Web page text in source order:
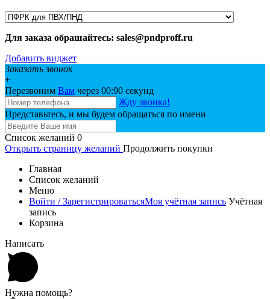
Для заказа обрашайтесь: sales@pndproff.ru
Добавить виджет
Заказать звонок
+
Перезвоним Вам через 00:90 секунд
Жду звонка!
Представьтесь, и мы будем обращаться по имени
Список желаний 0
Открыть страницу желаний Продолжить покупки
Главная
Список желаний
Меню
Войти / ЗарегистрироватьсяМоя учётная запись Учётная
запись
Корзина
Написать
Нужна помощь?